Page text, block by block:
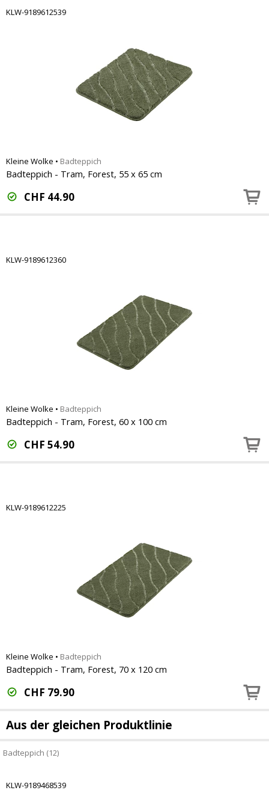
KLW-9189612539
Kleine Wolke • Badteppich
Badteppich - Tram, Forest, 55 x 65 cm
CHF 44.90
KLW-9189612360
Kleine Wolke • Badteppich
Badteppich - Tram, Forest, 60 x 100 cm
CHF 54.90
KLW-9189612225
Kleine Wolke • Badteppich
Badteppich - Tram, Forest, 70 x 120 cm
CHF 79.90
Aus der gleichen Produktlinie
Badteppich (12)
KLW-9189468539